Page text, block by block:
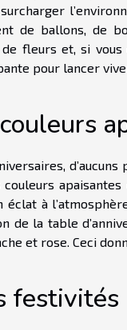
de ballons, de
fleurs et, si
pour lancer
à
de la table
et rose. Ceci
festivités